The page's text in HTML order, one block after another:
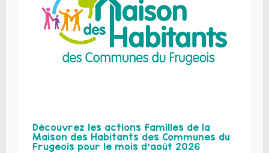
Découvrez les actions familles de la
Maison des Habitants des Communes du
Frugeois pour le mois d’août 2026